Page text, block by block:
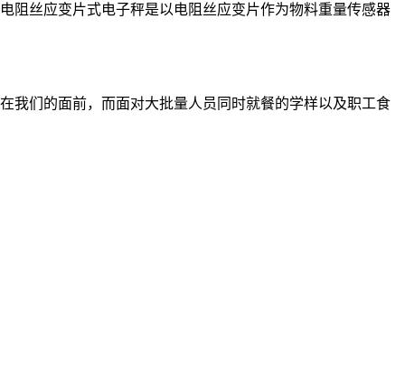
阻丝应变片式电子秤是以电阻丝应变片作为物料重量传感器
我们的面前，而面对大批量人员同时就餐的学样以及职工食